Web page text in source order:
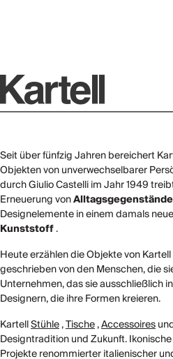
Seit über fünfzig Jahren bereichert
Objekten von unverwechselbarer
durch Giulio Castelli im Jahr 1949
Erneuerung von
Designelemente in einem damals
Kunststoff.
Heute erzählen die Objekte von
geschrieben von den Menschen, die
Unternehmen, das sie ausschließlich in
Designern, die ihre Formen kreieren.
KartellStühle,Tische,Accessoires
Designtradition und Zukunft.
Projekte renommierter italienischer